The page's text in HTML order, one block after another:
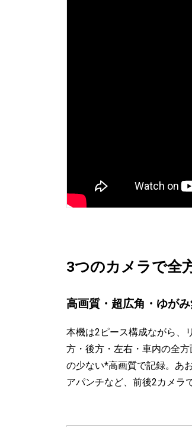
3つのカメラで全
高画質・超広角・ゆがみ
本機は2ピース構成ながら、
方・後方・左右・車内の全
の少ない*高画質で記録。あ
アパンチなど、前後2カメラ